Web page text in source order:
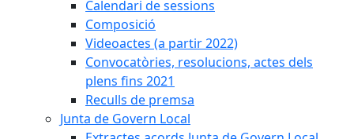
Calendari de sessions
Composició
Videoactes (a partir 2022)
Convocatòries, resolucions, actes dels
plens fins 2021
Reculls de premsa
Junta de Govern Local